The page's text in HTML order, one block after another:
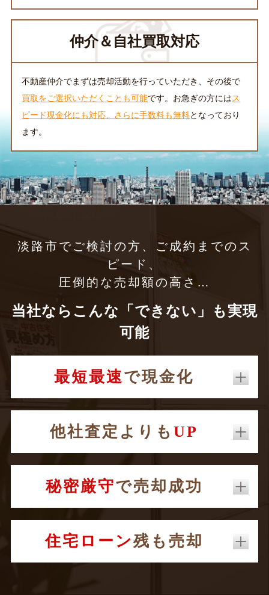
仲介＆自社買取対応
不動産仲介でまずは売却活動を行っていただき、その後で
買取をご選択いただくことも可能です。お急ぎの方にはス
ピード現金化にも対応、さらに手数料も無料となっており
ます。
淡路市でご検討の方、ご成約までのス
ピード、
圧倒的な売却額の高さ…
当社ならこんな「できない」も実現
可能
最短最速で現金化
他社査定よりも UP
秘密厳守で売却成功
住宅ローン残も売却